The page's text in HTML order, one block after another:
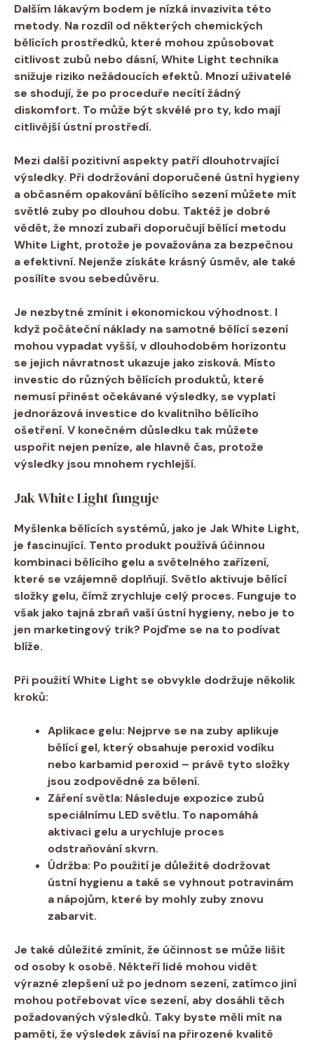
Dalším ⁢lákavým bodem je nízká invazivita této
metody. Na rozdíl od některých chemických
bělících prostředků, které mohou způsobovat
citlivost zubů nebo ⁣dásní, White Light technika
snižuje riziko nežádoucích efektů. Mnozí uživatelé
‍se shodují, že‌ po​ proceduře necítí žádný
diskomfort. To může být skvélé pro ty, kdo mají⁢
citlivější ústní prostředí.
Mezi další​ pozitivní ‍aspekty patří dlouhotrvající
výsledky. Při dodržování doporučené ústní hygieny
​a občasném opakování bělícího sezení můžete mít
světlé zuby po dlouhou dobu. ‌Taktéž je dobré
vědět, že mnozí zubaři doporučují bělící metodu
White Light, protože⁤ je považována za bezpečnou
a efektivní. Nejenže‍ získáte krásný úsměv, ale také ​
posílíte svou sebedůvěru.
Je nezbytné zmínit i​ ekonomickou výhodnost. I
když počáteční náklady na samotné bělící sezení
mohou vypadat vyšší,⁣ v dlouhodobém horizontu
se jejich návratnost ukazuje⁢ jako ⁣zisková. Místo⁢
investic do různých bělících produktů, které
nemusí přinést očekávané výsledky, se vyplatí
jednorázová ​investice do⁤ kvalitního bělícího
ošetření.⁤ V konečném důsledku tak můžete
uspořit nejen peníze,​ ale hlavně čas, protože
výsledky ⁢jsou mnohem rychlejší.
Jak White​ Light funguje
Myšlenka bělících systémů,​ jako je Jak White Light,‌
je fascinující. Tento produkt ⁣používá⁣ účinnou
kombinaci bělícího gelu a světelného zařízení,
které se vzájemně doplňují. Světlo aktivuje bělící
složky gelu, čímž ⁤zrychluje celý proces. Funguje to
však jako tajná zbraň vaší ústní ⁤hygieny, ⁢nebo je ​to
jen​ marketingový trik? Pojďme se na to podívat
⁤blíže.
Při použití White Light se obvykle dodržuje několik
kroků:
Aplikace gelu: Nejprve se na zuby aplikuje
bělící gel, který obsahuje ⁤peroxid vodíku
nebo karbamid ‌peroxid – právě tyto složky⁤
jsou zodpovědné za bělení.
Záření světla: Následuje expozice ‌zubů
speciálnímu LED ⁢světlu. To napomáhá
aktivaci gelu a⁤ urychluje proces
odstraňování‍ skvrn.
Údržba: Po použití ‌je důležité dodržovat
ústní hygienu a také se vyhnout potravinám
a nápojům, které by‌ mohly zuby znovu
zabarvit.
Je‍ také důležité zmínit, že účinnost se může lišit
od ​osoby k osobě. Někteří ‌lidé mohou vidět
výrazné ⁣zlepšení už ‍po jednom sezení,‌ zatímco​ jiní
‍mohou ‍potřebovat více sezení, ​aby dosáhli těch
požadovaných výsledků. Taky byste měli mít na
paměti, ⁢že výsledek závisí na přirozené kvalitě